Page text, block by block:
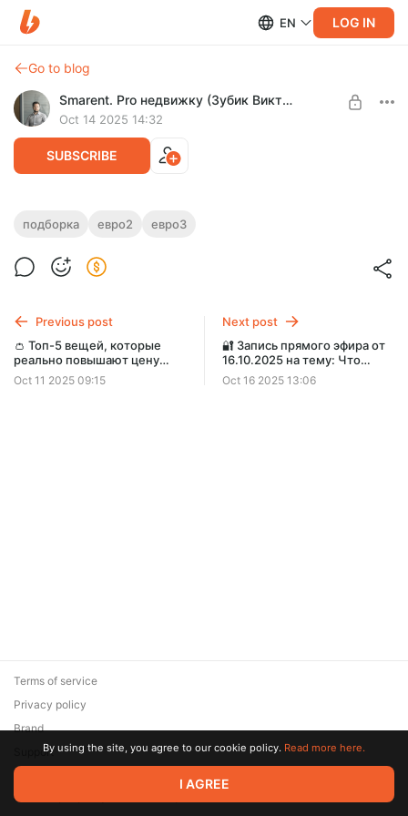
EN LOG IN
Go to blog
Smarent. Pro недвижку (Зубик Виктор)
Oct 14 2025 14:32
SUBSCRIBE
🔥Подборка: ДЕСЯТЬ квартир до 20М
За эту сумму можно найти и вариант в ЗАО или на Соколе,
подборка евро2 евро3
Previous post
👛 Топ-5 вещей, которые
реально повышают цену
аренды
Oct 11 2025 09:15
Next post
🔐 Запись прямого эфира от
16.10.2025 на тему: Что
творится на рынке
недвижимости прямо
Oct 16 2025 13:06
© 2026 Zaya Solutions Limited. All rights reserved. All trademarks
are the property of their respective owners.
Terms of service
Privacy policy
Brand
SupportBy using the site, you agree to our cookie policy. Read more here.
I AGREE